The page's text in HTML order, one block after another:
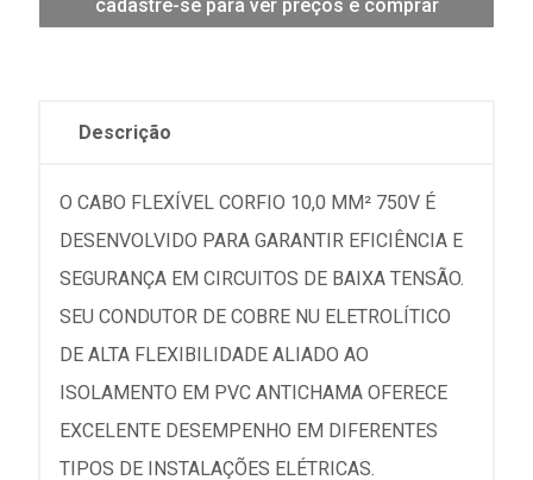
cadastre-se para ver preços e comprar
Descrição
O CABO FLEXÍVEL CORFIO 10,0 MM² 750V É
DESENVOLVIDO PARA GARANTIR EFICIÊNCIA E
SEGURANÇA EM CIRCUITOS DE BAIXA TENSÃO.
SEU CONDUTOR DE COBRE NU ELETROLÍTICO
DE ALTA FLEXIBILIDADE ALIADO AO
ISOLAMENTO EM PVC ANTICHAMA OFERECE
EXCELENTE DESEMPENHO EM DIFERENTES
TIPOS DE INSTALAÇÕES ELÉTRICAS.